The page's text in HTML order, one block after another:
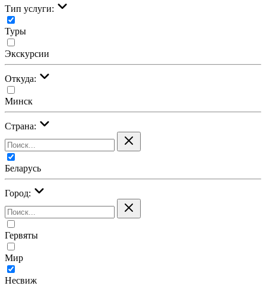
Тип услуги:
Туры
Экскурсии
Откуда:
Минск
Страна:
Беларусь
Город:
Гервяты
Мир
Несвиж